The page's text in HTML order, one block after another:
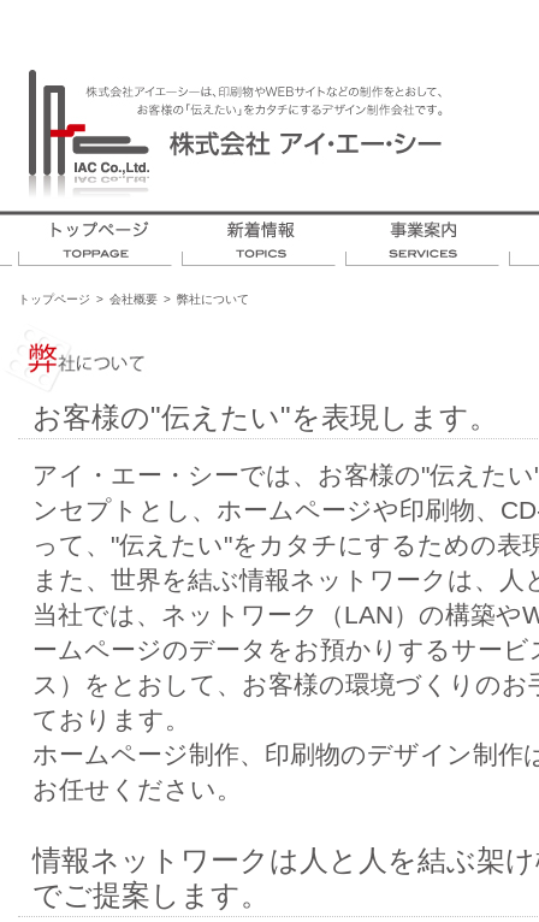
トップページ > 会社概要 > 弊社について
お客様の"伝えたい"を表現します。
アイ・エー・シーでは、お客様の"伝えた
ンセプトとし、ホームページや印刷物、
って、"伝えたい"をカタチにするための表
また、世界を結ぶ情報ネットワークは、人
当社では、ネットワーク（LAN）の構築や
ームページのデータをお預かりするサー
ス）をとおして、お客様の環境づくりの
ております。
ホームページ制作、印刷物のデザイン制作
お任せください。
情報ネットワークは人と人を結ぶ架
でご提案します。